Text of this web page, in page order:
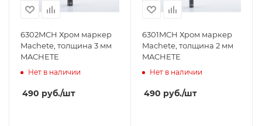
6302MCH Хром маркер
Machete, толщина 3 мм
MACHETE
Нет в наличии
490 руб./шт
6301MCH Хром маркер
Machete, толщина 2 мм
MACHETE
Нет в наличии
490 руб./шт